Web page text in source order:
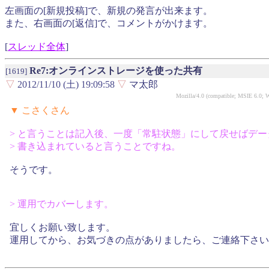
左画面の[新規投稿]で、新規の発言が出来ます。
また、右画面の[返信]で、コメントがかけます。
[スレッド全体]
[1619] Re7:オンラインストレージを使った共有
▽ 2012/11/10 (土) 19:09:58 ▽ マ太郎
Mozilla/4.0 (compatible; MSIE 6.0;
▼ こさくさん
> と言うことは記入後、一度「常駐状態」にして戻せばデ
> 書き込まれていると言うことですね。
そうです。
> 運用でカバーします。
宜しくお願い致します。
運用してから、お気づきの点がありましたら、ご連絡下さ